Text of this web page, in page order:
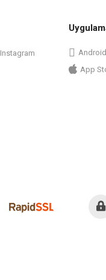
Instagram
App